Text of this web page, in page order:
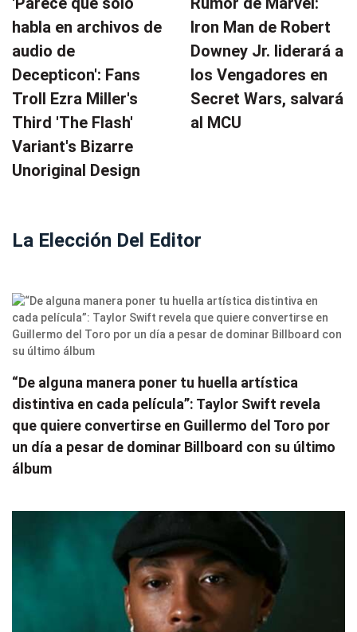
habla en archivos de
audio de
Decepticon': Fans
Troll Ezra Miller's
Third 'The Flash'
Variant's Bizarre
Unoriginal Design
Iron Man de Robert
Downey Jr. liderará a
los Vengadores en
Secret Wars, salvará
al MCU
La Elección Del Editor
“De alguna manera poner tu huella artística
distintiva en cada película”: Taylor Swift revela
que quiere convertirse en Guillermo del Toro por
un día a pesar de dominar Billboard con su último
álbum